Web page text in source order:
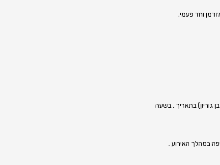
וחד פעמי.
גוריון) בתאריך , בשעה
במהלך האירוע .